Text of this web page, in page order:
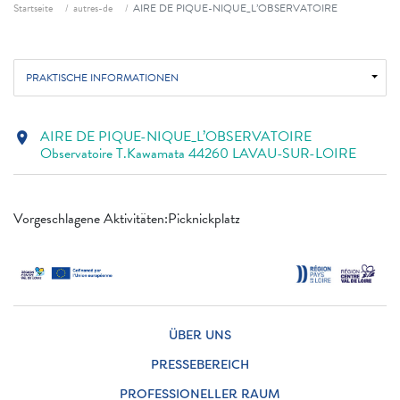
Startseite autres-de AIRE DE PIQUE-NIQUE_L’OBSERVATOIRE
PRAKTISCHE INFORMATIONEN
Vorgeschlagene Aktivitäten:Picknickplatz
location_on AIRE DE PIQUE-NIQUE_L’OBSERVATOIRE
Observatoire T.Kawamata 44260 LAVAU-SUR-LOIRE
ÜBER UNS
PRESSEBEREICH
PROFESSIONELLER RAUM